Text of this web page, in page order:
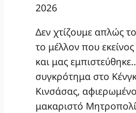
2026
Δεν χτίζουμε απλώς
το μέλλον που
και μας
συγκρότημα στο
Κινσάσας,
μακαριστό